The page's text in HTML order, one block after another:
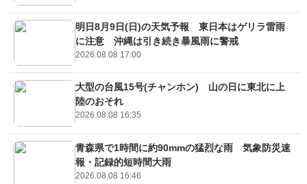
明日8月9日(日)の天気予報 東日本はゲリラ雷雨
に注意 沖縄は引き続き暴風雨に警戒
2026.08.08 17:00
大型の台風15号(チャンホン) 山の日に東北に上
陸のおそれ
2026.08.08 16:35
青森県で1時間に約90mmの猛烈な雨 気象防災速
報・記録的短時間大雨
2026.08.08 16:46